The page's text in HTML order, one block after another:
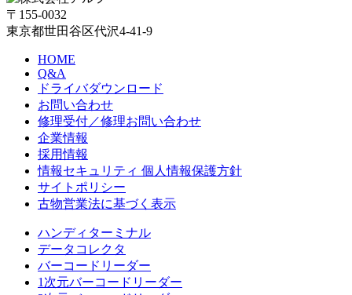
〒155-0032
東京都世田谷区代沢4-41-9
HOME
Q&A
ドライバダウンロード
お問い合わせ
修理受付／修理お問い合わせ
企業情報
採用情報
情報セキュリティ 個人情報保護方針
サイトポリシー
古物営業法に基づく表示
ハンディターミナル
データコレクタ
バーコードリーダー
1次元バーコードリーダー